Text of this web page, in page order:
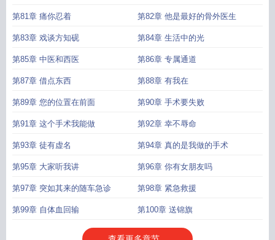
第81章 痛你忍着 第82章 他是最好的骨外医生
第83章 戏谈方知砚 第84章 生活中的光
第85章 中医和西医 第86章 专属通道
第87章 借点东西 第88章 有我在
第89章 您的位置在前面 第90章 手术要失败
第91章 这个手术我能做 第92章 幸不辱命
第93章 徒有虚名 第94章 真的是我做的手术
第95章 大家听我讲 第96章 你有女朋友吗
第97章 突如其来的随车急诊 第98章 紧急救援
第99章 自体血回输 第100章 送锦旗